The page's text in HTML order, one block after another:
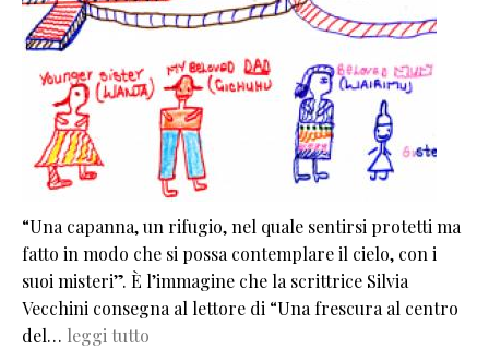
“Una capanna, un rifugio, nel quale sentirsi protetti ma
fatto in modo che si possa contemplare il cielo, con i
suoi misteri”. È l’immagine che la scrittrice Silvia
Vecchini consegna al lettore di “Una frescura al centro
del… leggi tutto